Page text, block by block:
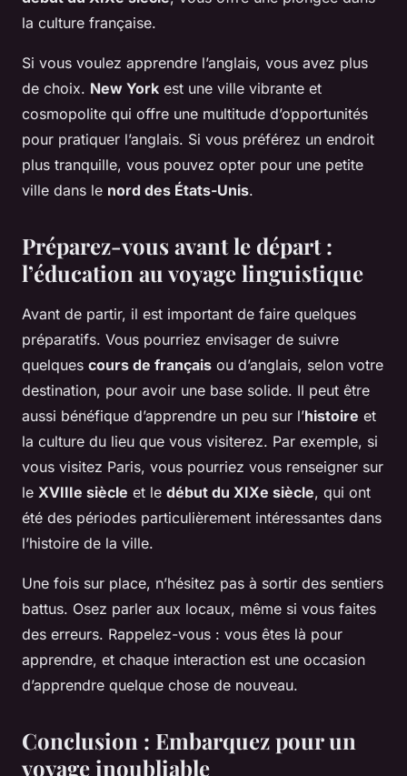
la culture française.
Si vous voulez apprendre l’anglais, vous avez plus
de choix. New York est une ville vibrante et
cosmopolite qui offre une multitude d’opportunités
pour pratiquer l’anglais. Si vous préférez un endroit
plus tranquille, vous pouvez opter pour une petite
ville dans le nord des États-Unis.
Préparez-vous avant le départ :
l’éducation au voyage linguistique
Avant de partir, il est important de faire quelques
préparatifs. Vous pourriez envisager de suivre
quelques cours de français ou d’anglais, selon votre
destination, pour avoir une base solide. Il peut être
aussi bénéfique d’apprendre un peu sur l’histoire et
la culture du lieu que vous visiterez. Par exemple, si
vous visitez Paris, vous pourriez vous renseigner sur
le XVIIIe siècle et le début du XIXe siècle, qui ont
été des périodes particulièrement intéressantes dans
l’histoire de la ville.
Une fois sur place, n’hésitez pas à sortir des sentiers
battus. Osez parler aux locaux, même si vous faites
des erreurs. Rappelez-vous : vous êtes là pour
apprendre, et chaque interaction est une occasion
d’apprendre quelque chose de nouveau.
Conclusion : Embarquez pour un
voyage inoubliable